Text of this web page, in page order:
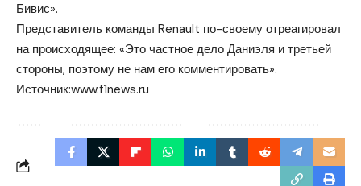
Бивис».
Представитель команды Renault по-своему отреагировал
на происходящее: «Это частное дело Даниэля и третьей
стороны, поэтому не нам его комментировать».
Источник:www.f1news.ru